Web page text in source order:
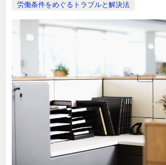
労働条件をめぐるトラブルと解決法